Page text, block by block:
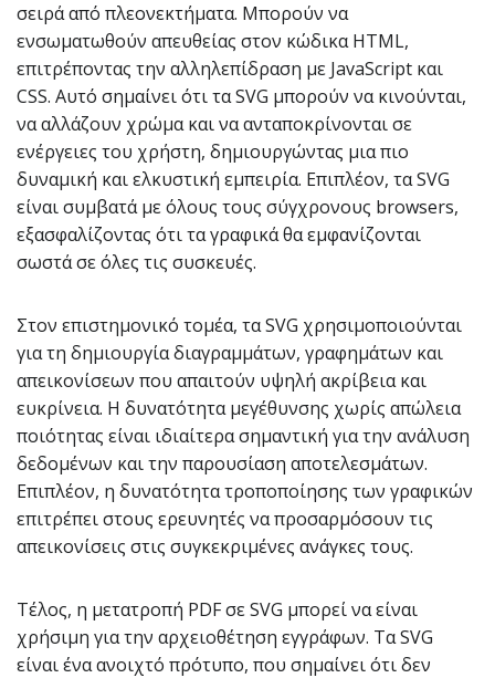
σειρά από πλεονεκτήματα. Μπορούν να
ενσωματωθούν απευθείας στον κώδικα HTML,
επιτρέποντας την αλληλεπίδραση με JavaScript και
CSS. Αυτό σημαίνει ότι τα SVG μπορούν να κινούνται,
να αλλάζουν χρώμα και να ανταποκρίνονται σε
ενέργειες του χρήστη, δημιουργώντας μια πιο
δυναμική και ελκυστική εμπειρία. Επιπλέον, τα SVG
είναι συμβατά με όλους τους σύγχρονους browsers,
εξασφαλίζοντας ότι τα γραφικά θα εμφανίζονται
σωστά σε όλες τις συσκευές.
Στον επιστημονικό τομέα, τα SVG χρησιμοποιούνται
για τη δημιουργία διαγραμμάτων, γραφημάτων και
απεικονίσεων που απαιτούν υψηλή ακρίβεια και
ευκρίνεια. Η δυνατότητα μεγέθυνσης χωρίς απώλεια
ποιότητας είναι ιδιαίτερα σημαντική για την ανάλυση
δεδομένων και την παρουσίαση αποτελεσμάτων.
Επιπλέον, η δυνατότητα τροποποίησης των γραφικών
επιτρέπει στους ερευνητές να προσαρμόσουν τις
απεικονίσεις στις συγκεκριμένες ανάγκες τους.
Τέλος, η μετατροπή PDF σε SVG μπορεί να είναι
χρήσιμη για την αρχειοθέτηση εγγράφων. Τα SVG
είναι ένα ανοιχτό πρότυπο, που σημαίνει ότι δεν